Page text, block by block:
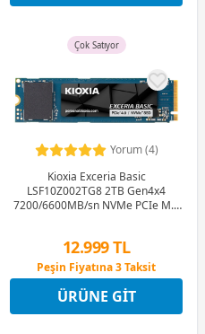
Çok Satıyor
Yorum (4)
Kioxia Exceria Basic
LSF10Z002TG8 2TB Gen4x4
7200/6600MB/sn NVMe PCIe M.2
12.999 TL
Peşin Fiyatına 3 Taksit
12 Ay x 1.529 TL taksitle
Peşin Fiyatına 3 Taksit
ÜRÜNE GIT